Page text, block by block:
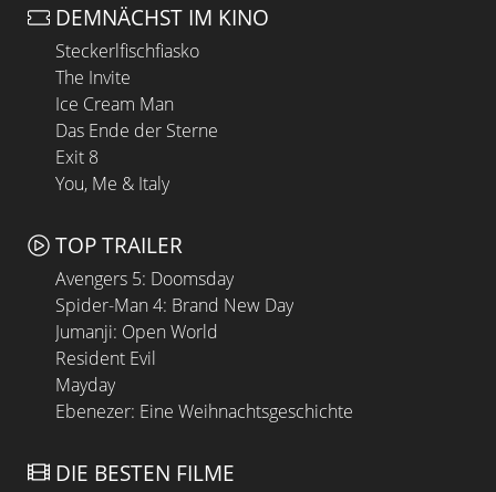
DEMNÄCHST IM KINO
Steckerlfischfiasko
The Invite
Ice Cream Man
Das Ende der Sterne
Exit 8
You, Me & Italy
TOP TRAILER
Avengers 5: Doomsday
Spider-Man 4: Brand New Day
Jumanji: Open World
Resident Evil
Mayday
Ebenezer: Eine Weihnachtsgeschichte
DIE BESTEN FILME